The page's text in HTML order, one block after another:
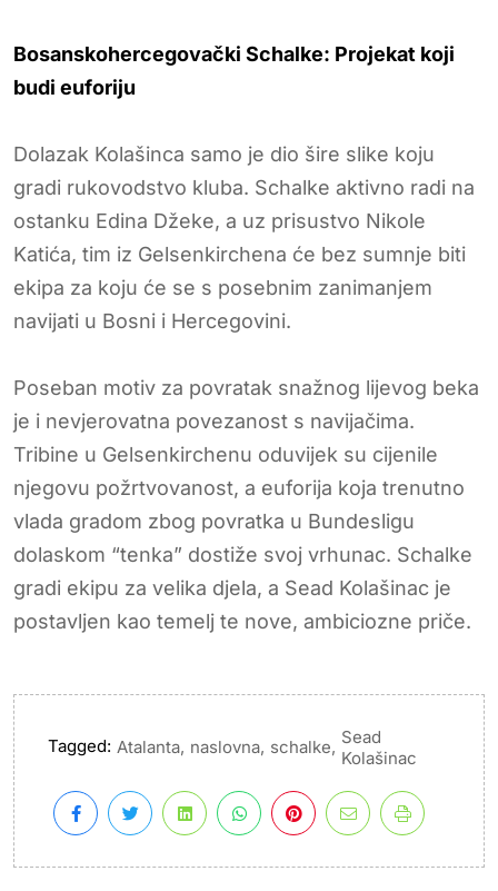
Bosanskohercegovački Schalke: Projekat koji
budi euforiju
Dolazak Kolašinca samo je dio šire slike koju
gradi rukovodstvo kluba. Schalke aktivno radi na
ostanku Edina Džeke, a uz prisustvo Nikole
Katića, tim iz Gelsenkirchena će bez sumnje biti
ekipa za koju će se s posebnim zanimanjem
navijati u Bosni i Hercegovini.
Poseban motiv za povratak snažnog lijevog beka
je i nevjerovatna povezanost s navijačima.
Tribine u Gelsenkirchenu oduvijek su cijenile
njegovu požrtvovanost, a euforija koja trenutno
vlada gradom zbog povratka u Bundesligu
dolaskom “tenka” dostiže svoj vrhunac. Schalke
gradi ekipu za velika djela, a Sead Kolašinac je
postavljen kao temelj te nove, ambiciozne priče.
Tagged: Atalanta, naslovna, schalke, Sead
Kolašinac